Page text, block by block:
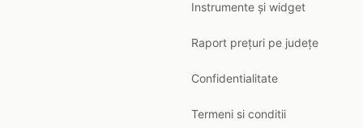
Instrumente și widget
Raport prețuri pe județe
Confidentialitate
Termeni si conditii